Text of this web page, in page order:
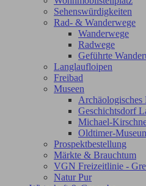
Sehenswürdigkeiten
Rad- & Wanderwege
Wanderwege
Radwege
Geführte
Langlaufloipen
Freibad
Museen
Archäologisches
Geschichtsdorf
Michael-
Oldtimer-
Prospektbestellung
Märkte & Brauchtum
VGN Freizeitlinie -
Natur Pur